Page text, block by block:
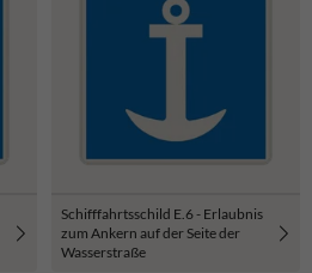
Schifffahrtsschild E.6 - Erlaubnis
zum Ankern auf der Seite der
Wasser­straße